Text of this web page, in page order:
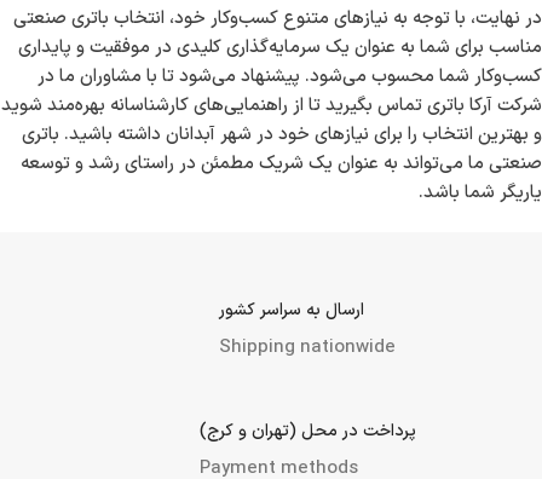
در نهایت، با توجه به نیازهای متنوع کسب‌وکار خود، انتخاب باتری صنعتی
مناسب برای شما به عنوان یک سرمایه‌گذاری کلیدی در موفقیت و پایداری
کسب‌وکار شما محسوب می‌شود. پیشنهاد می‌شود تا با مشاوران ما در
شرکت آرکا باتری تماس بگیرید تا از راهنمایی‌های کارشناسانه بهره‌مند شوید
و بهترین انتخاب را برای نیازهای خود در شهر آبدانان داشته باشید. باتری
صنعتی ما می‌تواند به عنوان یک شریک مطمئن در راستای رشد و توسعه
یاریگر شما باشد.
ارسال به سراسر کشور
Shipping nationwide
پرداخت در محل (تهران و کرج)
Payment methods